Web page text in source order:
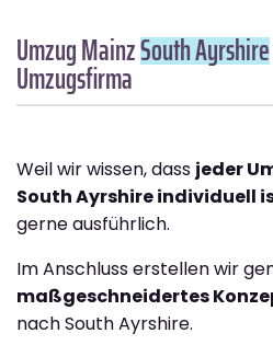
Umzug MainzSouth Ayrshire
Umzugsfirma
Weil wir wissen, dass jeder
South Ayrshire individuell
gerne ausführlich.
Im Anschluss erstellen wir
maßgeschneidertes
nach South Ayrshire.